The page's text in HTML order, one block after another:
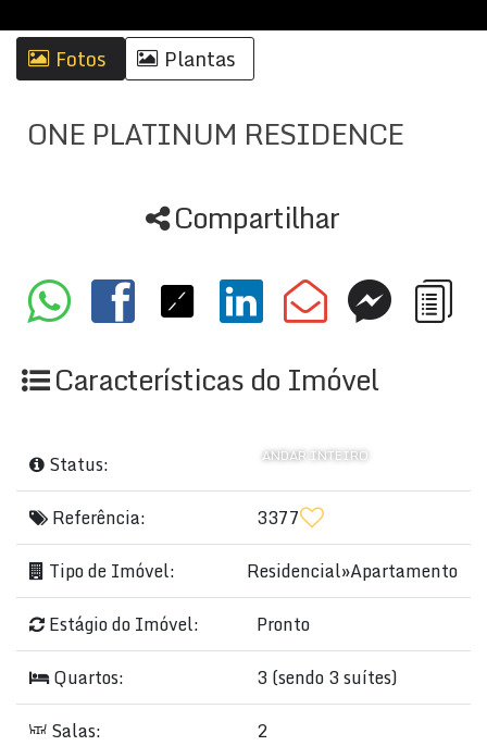
Fotos Plantas
ONE PLATINUM RESIDENCE
Compartilhar
Características do Imóvel
Status: ANDAR INTEIRO
Referência:
3377
Tipo de Imóvel:
Residencial»Apartamento
Estágio do Imóvel:
Pronto
Quartos:
3 (sendo 3 suítes)
Salas:
2